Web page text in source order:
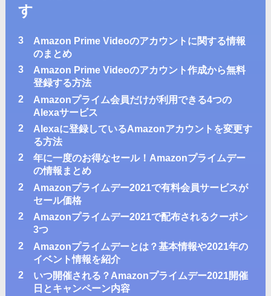
す
3
Amazon Prime Videoのアカウントに関する情報
のまとめ
3
Amazon Prime Videoのアカウント作成から無料
登録する方法
2
Amazonプライム会員だけが利用できる4つの
Alexaサービス
2
Alexaに登録しているAmazonアカウントを変更す
る方法
2
年に一度のお得なセール！Amazonプライムデー
の情報まとめ
2
Amazonプライムデー2021で有料会員サービスが
セール価格
2
Amazonプライムデー2021で配布されるクーポン
3つ
2
Amazonプライムデーとは？基本情報や2021年の
イベント情報を紹介
2
いつ開催される？Amazonプライムデー2021開催
日とキャンペーン内容